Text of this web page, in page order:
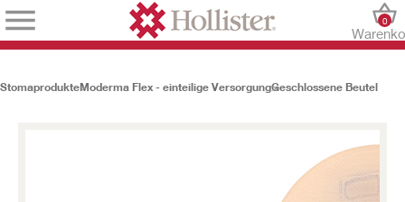
0
StomaprodukteModerma Flex - einteilige VersorgungGeschlossene Beutel